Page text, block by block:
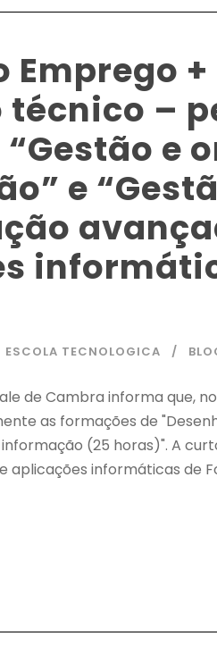
Emprego
técnico –
e
e
ESCOLA TECNOLOGICA
de Cambra informa que,
as formações de
(25 horas)". A
aplicações informáticas de